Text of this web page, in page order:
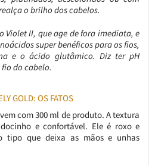
o brilho dos cabelos.
Violet II, que age de fora imediata, e
super benéficos para os fios,
e o ácido glutâmico. Diz ter pH
do cabelo.
GOLD: OS FATOS
com 300 ml de produto. A textura
e confortável. Ele é roxo e
tipo que deixa as mãos e unhas